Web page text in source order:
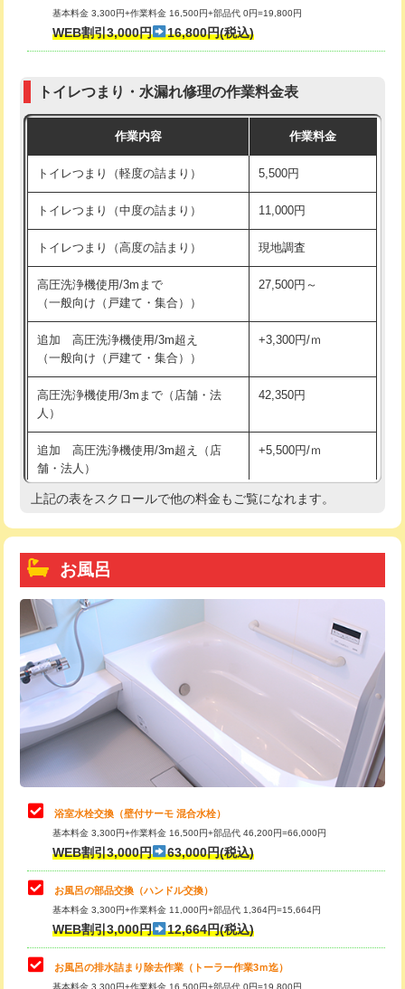
基本料金 3,300円+作業料金 16,500円+部品代 0円=19,800円
WEB割引3,000円 16,800円(税込)
トイレつまり・水漏れ修理の作業料金表
作業内容 作業料金
トイレつまり（軽度の詰まり） 5,500円
トイレつまり（中度の詰まり） 11,000円
トイレつまり（高度の詰まり） 現地調査
高圧洗浄機使用/3mまで
（一般向け（戸建て・集合））
27,500円～
追加 高圧洗浄機使用/3m超え
（一般向け（戸建て・集合））
+3,300円/ｍ
高圧洗浄機使用/3mまで（店舗・法
人）
42,350円
追加 高圧洗浄機使用/3m超え（店
舗・法人）
+5,500円/ｍ
高度高圧洗浄換 現地調査
トーラー機使用/3mまで
追加トーラー機使用/3m超え
カメラ調査 33,000円
桝清掃 8,800円
止水・漏水調査・防水処理・清掃・修
理・調整・分解・加工など（軽作業）
止水・漏水調査・防水処理・清掃・修
理・調整・分解・加工など（中作業）
22,000円
止水・漏水調査・防水処理・清掃・修
理・調整・分解・加工など（重作業）
33,000円
トイレタンク脱着
トイレ便器脱着
タンクレストイレ脱着 33,000円
上記の表をスクロールで他の料金もご覧になれます。
お風呂
浴室水栓交換（壁付サーモ 混合水栓）
基本料金 3,300円+作業料金 16,500円+部品代 46,200円=66,000円
WEB割引3,000円 63,000円(税込)
お風呂の部品交換（ハンドル交換）
基本料金 3,300円+作業料金 11,000円+部品代 1,364円=15,664円
WEB割引3,000円 12,664円(税込)
お風呂の排水詰まり除去作業（トーラー作業3ｍ迄）
基本料金 3,300円+作業料金 16,500円+部品代 0円=19,800円